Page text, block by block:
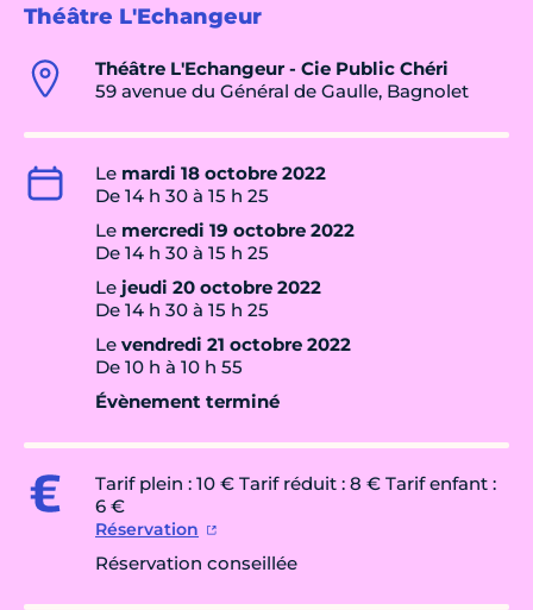
Théâtre L'Echangeur
Théâtre L'Echangeur - Cie Public Chéri
59 avenue du Général de Gaulle, Bagnolet
Le mardi 18 octobre 2022
De 14 h 30 à 15 h 25
Le mercredi 19 octobre 2022
De 14 h 30 à 15 h 25
Le jeudi 20 octobre 2022
De 14 h 30 à 15 h 25
Le vendredi 21 octobre 2022
De 10 h à 10 h 55
Évènement terminé
Tarif plein : 10 € Tarif réduit : 8 € Tarif enfant :
6 €
Réservation
Réservation conseillée